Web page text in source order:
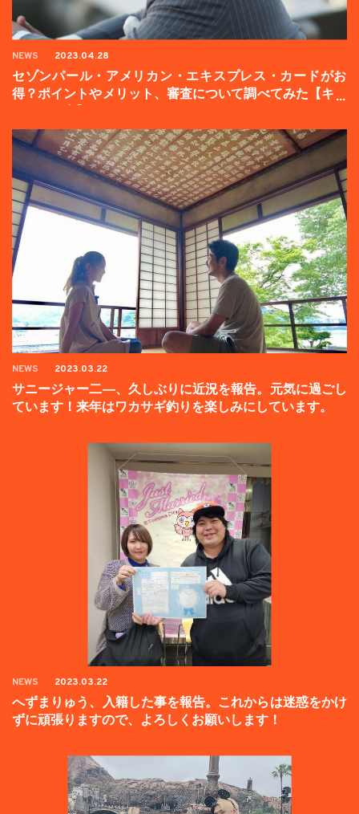
NEWS 2023.04.28
セゾンパール・アメリカン・エキスプレス・カードがお
得？ポイントやメリット、審査について調べてみた【キャ
NEWS 2023.03.22
サニージャー二―、久しぶりに近況を報告。元気に過ごし
ています！来年はワカサギ釣りを楽しみにしています。
NEWS 2023.03.22
へずまりゅう、入籍した事を報告。これからは迷惑をかけ
ずに頑張りますので、よろしくお願いします！